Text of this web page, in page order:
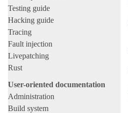
Testing guide
Hacking guide
Tracing
Fault injection
Livepatching
Rust
User-oriented documentation
Administration
Build system